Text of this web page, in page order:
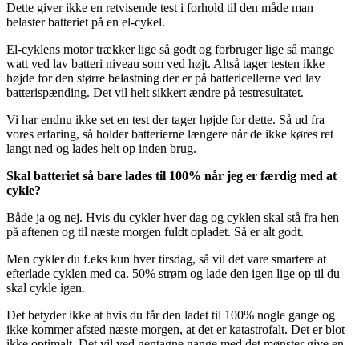
Dette giver ikke en retvisende test i forhold til den måde man
belaster batteriet på en el-cykel.
El-cyklens motor trækker lige så godt og forbruger lige så mange
watt ved lav batteri niveau som ved højt. Altså tager testen ikke
højde for den større belastning der er på battericellerne ved lav
batterispænding. Det vil helt sikkert ændre på testresultatet.
Vi har endnu ikke set en test der tager højde for dette. Så ud fra
vores erfaring, så holder batterierne længere når de ikke køres ret
langt ned og lades helt op inden brug.
Skal batteriet så bare lades til 100% når jeg er færdig med at
cykle?
Både ja og nej. Hvis du cykler hver dag og cyklen skal stå fra hen
på aftenen og til næste morgen fuldt opladet. Så er alt godt.
Men cykler du f.eks kun hver tirsdag, så vil det vare smartere at
efterlade cyklen med ca. 50% strøm og lade den igen lige op til du
skal cykle igen.
Det betyder ikke at hvis du får den ladet til 100% nogle gange og
ikke kommer afsted næste morgen, at det er katastrofalt. Det er blot